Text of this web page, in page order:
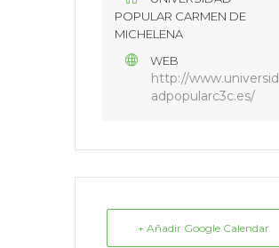
POPULAR CARMEN DE
MICHELENA
WEB
http://www.universid
adpopularc3c.es/
+ Añadir Google Calendar